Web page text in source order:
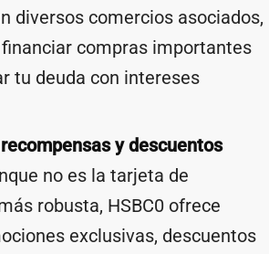
diversos comercios asociados,
compras importantes
tu deuda con intereses
y descuentos
no es la tarjeta de
robusta, HSBC0 ofrece
exclusivas, descuentos